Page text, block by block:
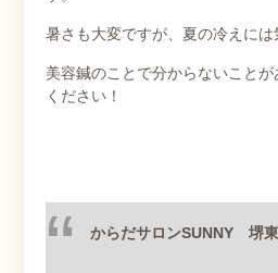
暑さも大変ですが、夏の冷えには
美容鍼のことで分からないこと
ください！
からだサロンSUNNY 堺